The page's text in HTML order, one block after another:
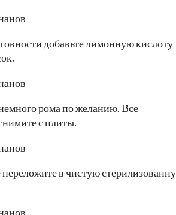
добавьте лимонную кислоту
рома по желанию. Все
с плиты.
переложите в чистую